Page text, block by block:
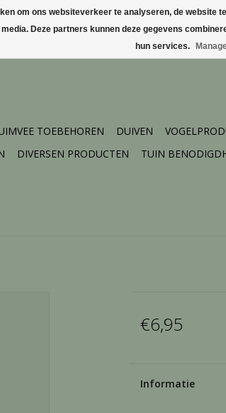
TOEBEHOREN DUIVEN
DIVERSEN PRODUCTEN TUIN
€6,95
Informatie
om ons websiteverkeer te analyseren, de
Deze partners kunnen deze gegevens
hun services.